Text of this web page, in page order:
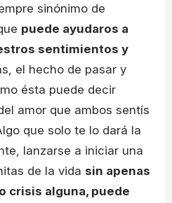
sinónimo de
puede ayudaros a
sentimientos y
el hecho de pasar y
ésta puede decir
amor que ambos sentís
que solo te lo dará la
lanzarse a iniciar una
de la vida sin apenas
crisis alguna, puede